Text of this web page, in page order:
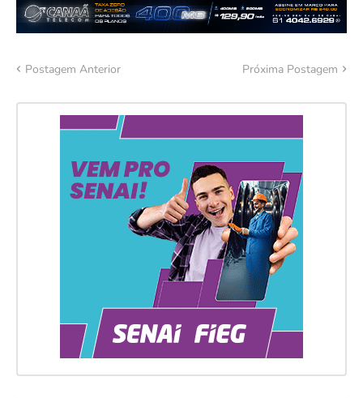
Postagem Anterior Próxima Postagem